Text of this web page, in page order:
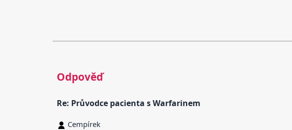
Odpověď
Re: Průvodce pacienta s Warfarinem
Cempírek